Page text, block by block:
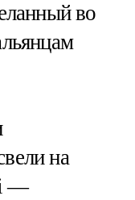
во
на
—